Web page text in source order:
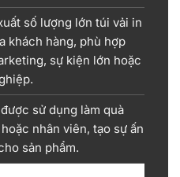
số lượng lớn túi vải in
khách hàng, phù hợp
sự kiện lớn hoặc
sử dụng làm quà
nhân viên, tạo sự ấn
sản phẩm.